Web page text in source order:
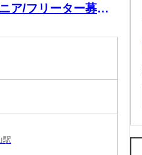
ア/フリーター募集!
駅